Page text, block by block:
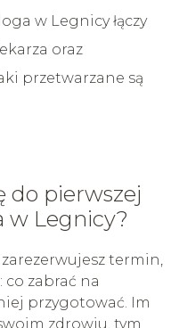
w Legnicy łączy
oraz
przetwarzane są
do pierwszej
w Legnicy?
termin,
zabrać na
przygotować. Im
zdrowiu, tym